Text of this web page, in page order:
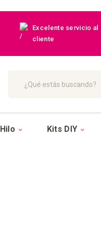
Excelente servicio al
cliente
Buscar
Hilo Kits DIY